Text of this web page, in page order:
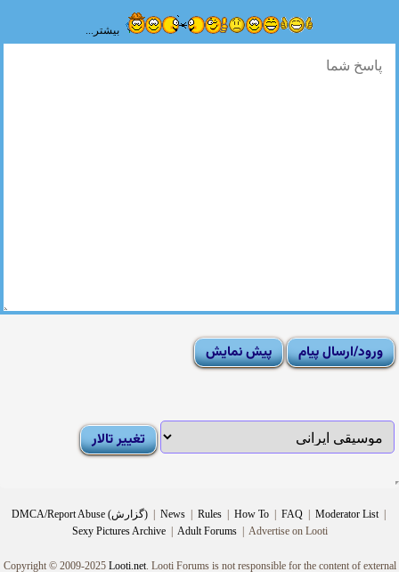
بیشتر...
DMCA/Report Abuse (گزارش) | News | Rules | How To | FAQ | Moderator List |
Sexy Pictures Archive | Adult Forums |Advertise on Looti
Copyright © 2009-2025 Looti.net. Looti Forums is not responsible for the content of external